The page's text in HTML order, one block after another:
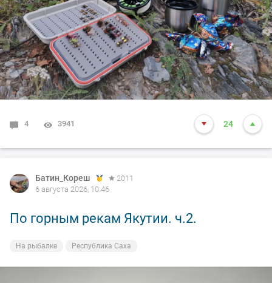
4 3941 24
Батин_Кореш
2011
6 августа 2026, 10:46
По горным рекам Якутии. ч.2.
На рыбалке Республика Саха